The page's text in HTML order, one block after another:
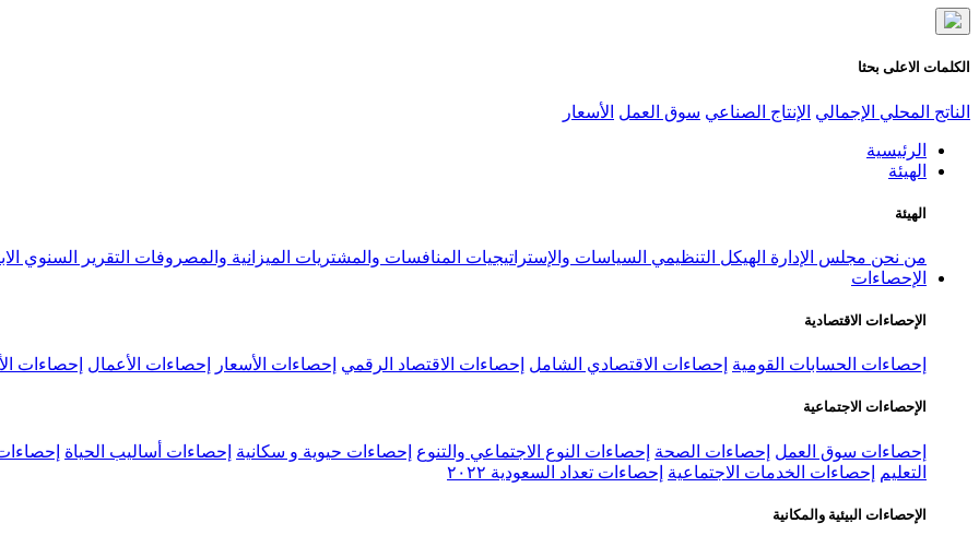
الكلمات الاعلى بحثا
الناتج المحلي الإجمالي الإنتاج الصناعي سوق العمل الأسعار
الرئيسية
الهيئة
الهيئة
من نحن مجلس الإدارة الهيكل التنظيمي السياسات والإستراتيجيات المنافسات والمشتريات الميزانية والمصروفات التقرير السنوي
الإحصاءات
الإحصاءات الاقتصادية
إحصاءات الحسابات القومية إحصاءات الاقتصادي الشامل إحصاءات الاقتصاد الرقمي إحصاءات الأسعار إحصاءات الأعمال إحصاءات
الإحصاءات الاجتماعية
إحصاءات سوق العمل إحصاءات الصحة إحصاءات النوع الاجتماعي والتنوع إحصاءات حيوية و سكانية إحصاءات أساليب الحياة
التعليم
إحصاءات الخدمات الاجتماعية إحصاءات تعداد السعودية ٢٠٢٢
الإحصاءات البيئية والمكانية